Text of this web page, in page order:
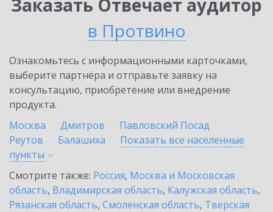
Заказать Отвечает аудитор
в Протвино
Ознакомьтесь с информационными карточками,
выберите партнёра и отправьте заявку на
консультацию, приобретение или внедрение
продукта.
Москва
Дмитров
Павловский Посад
Реутов
Балашиха
Показать все населенные
пункты
Смотрите также: Россия, Москва и Московская
область, Владимирская область, Калужская область,
Рязанская область, Смоленская область, Тверская